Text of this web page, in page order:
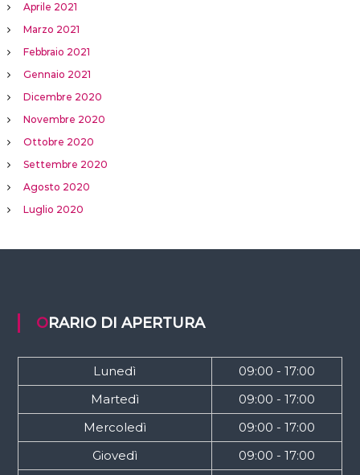
Aprile 2021
Marzo 2021
Febbraio 2021
Gennaio 2021
Dicembre 2020
Novembre 2020
Ottobre 2020
Settembre 2020
Agosto 2020
Luglio 2020
ORARIO DI APERTURA
Lunedì
09:00 - 17:00
Martedì
09:00 - 17:00
Mercoledì
09:00 - 17:00
Giovedì
09:00 - 17:00